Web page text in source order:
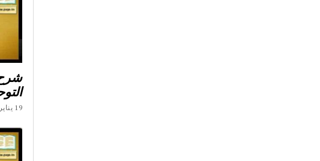
19 يناير، 2026